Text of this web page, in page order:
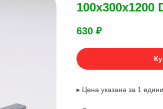
100х300х1200
630 ₽
▸ Цена указана за 1